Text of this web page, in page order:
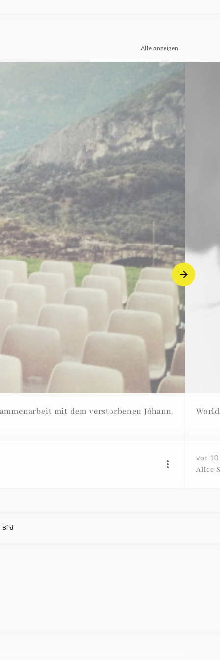
Alle anzeigen
mit dem verstorbenen Jóhann
vor 10
Alice
Bild